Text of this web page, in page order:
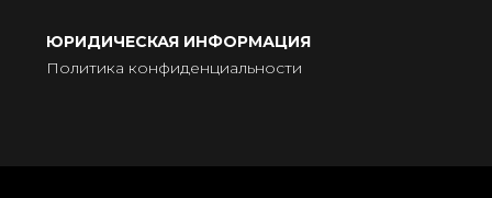
ЮРИДИЧЕСКАЯ ИНФОРМАЦИЯ
Политика конфиденциальности